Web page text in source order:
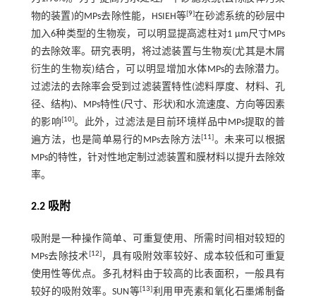
物的装置)的MPs去除性能，HSIEH等[9]在砂滤系统的砂层中
加入6种类型的生物炭，可以明显提高滤柱对1 μm尺寸MPs
的去除效率。研究表明，将过滤装置与生物炭(尤其是木屑
衍生的生物炭)结合，可以明显增加水体MPs的去除潜力。
过滤法的去除率会受到过滤装置特性(滤料厚度、材料、孔
径、结构)、MPs特性(尺寸、形状)和水流速度、方向等因素
的影响[10]。此外，过滤法是目前环境样品中MPs提取的普
遍方法，也是简单易行的MPs去除方法[11]。未来可以根据
MPs的特性，针对性地定制过滤装置和膜材料以提升去除效
率。
2.2 吸附
吸附是一种操作简单、可重复使用、所需时间相对较短的
MPs去除技术[12]，具有吸附效率较好、成本较低和可重复
使用性等优点。多孔材料由于较高的比表面积，一般具有
较好的吸附效率。SUN等[13]利用甲壳素和氧化石墨烯制备